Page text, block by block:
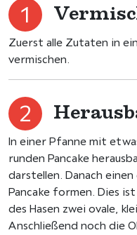
Zuerst alle Zutaten in
vermischen.
In einer Pfanne mit
runden Pancake
darstellen. Danach
Pancake formen. Dies
des Hasen zwei ovale,
Anschließend noch die